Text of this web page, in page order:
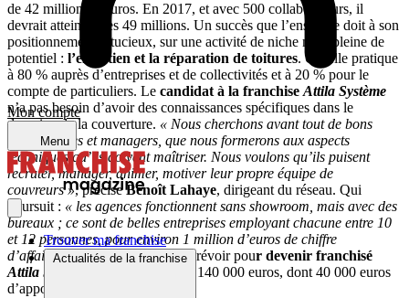
Mon compte
Menu
Trouver ma franchise
Actualités de la franchise
de 42 millions d’euros. En 2017, et avec 500 collaborateurs, il
devrait atteindre les 49 millions. Un succès que l’enseigne doit à son
positionnement astucieux, sur une activité de niche mais pleine de
potentiel : l’entretien et la réparation de toitures. Qu’elle pratique
à 80 % auprès d’entreprises et de collectivités et à 20 % pour le
compte de particuliers. Le candidat à la franchise Attila Système
n’a pas besoin d’avoir des connaissances spécifiques dans le
domaine de la couverture. « Nous cherchons avant tout de bons
gestionnaires et managers, que nous formerons aux aspects
techniques qu’ils doivent maîtriser. Nous voulons qu’ils puisent
recruter, manager, animer, motiver leur propre équipe de
couvreurs », préciseBenoît Lahaye, dirigeant du réseau. Qui
poursuit : « les agences fonctionnent sans showroom, mais avec des
bureaux ; ce sont de belles entreprises employant chacune entre 10
et 12 personnes, pour environ 1 million d’euros de chiffre
d’affaires ». L’investissement à prévoir pour devenir franchisé
Attila Système
tourne autour des 140 000 euros, dont 40 000 euros
d’apport personnel.